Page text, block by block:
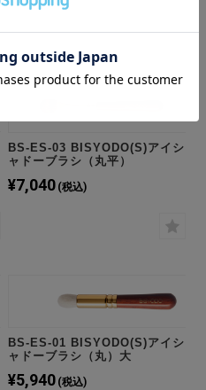
BS-ES-03 BISYODO(S)アイシ
ャドーブラシ（丸平）
¥7,040 (税込)
BS-ES-01 BISYODO(S)アイシ
ャドーブラシ（丸）大
¥5,940 (税込)